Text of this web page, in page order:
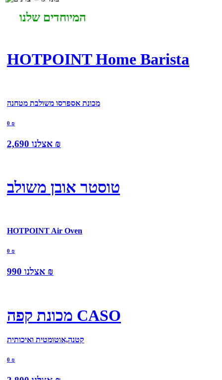
המיוחדים שלנו
HOTPOINT Home Barista
מכונת אספרסו משולבת מטחנה
0 ₪
אצלנו 2,690 ₪
טוסטר אובן משולב
HOTPOINT Air Oven
0 ₪
אצלנו 990 ₪
מכונת קפה CASO
קטנה,אוטומטית ואיכותית
0 ₪